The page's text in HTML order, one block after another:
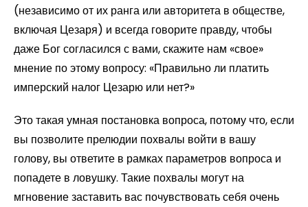
(независимо от их ранга или авторитета в обществе,
включая Цезаря) и всегда говорите правду, чтобы
даже Бог согласился с вами, скажите нам «свое»
мнение по этому вопросу: «Правильно ли платить
имперский налог Цезарю или нет?»
Это такая умная постановка вопроса, потому что, если
вы позволите прелюдии похвалы войти в вашу
голову, вы ответите в рамках параметров вопроса и
попадете в ловушку. Такие похвалы могут на
мгновение заставить вас почувствовать себя очень